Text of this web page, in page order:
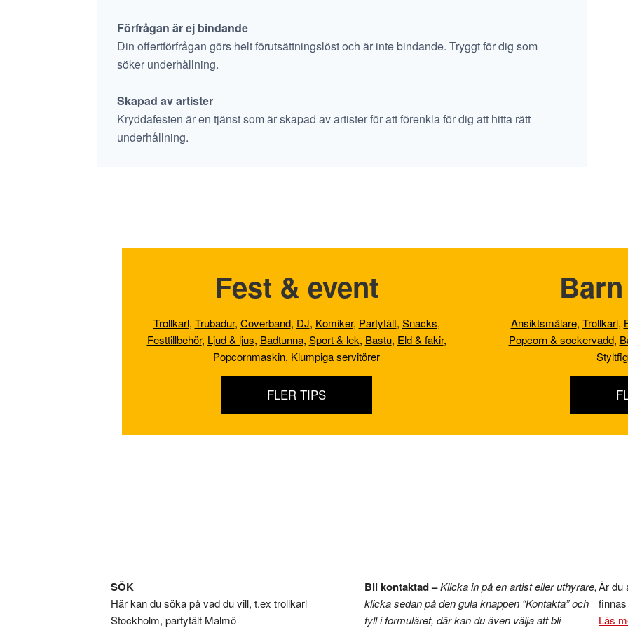
Förfrågan är ej bindande
Din offertförfrågan görs helt förutsättningslöst och är inte bindande. Tryggt för dig som
söker underhållning.
Skapad av artister
Kryddafesten är en tjänst som är skapad av artister för att förenkla för dig att hitta rätt
underhållning.
Fest & event
Trollkarl, Trubadur, Coverband, DJ, Komiker, Partytält, Snacks,
Festtillbehör, Ljud & ljus, Badtunna, Sport & lek, Bastu, Eld & fakir,
Popcornmaskin, Klumpiga servitörer
FLER TIPS
Ansiktsmålare, Trollkarl,
Popcorn & sockervadd,
Footer
SÖK
Här kan du söka på vad du vill, t.ex trollkarl
Stockholm, partytält Malmö
Bli kontaktad –Klicka in på en artist eller uthyrare,
klicka sedan på den gula knappen “Kontakta” och
fyll i formuläret, där kan du även välja att bli
Är du
Läs